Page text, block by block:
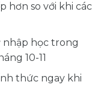
hơn so với khi các
nhập học trong
10-11
thức ngay khi